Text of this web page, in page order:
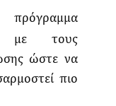
με τους
ώστε να
πιο